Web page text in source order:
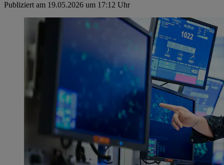
Publiziert am 19.05.2026 um 17:12 Uhr